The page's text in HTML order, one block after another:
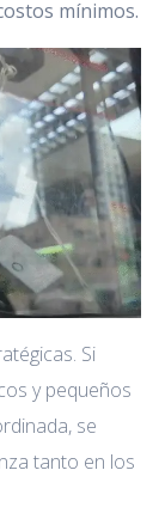
mínimos.
Si
y pequeños
se
tanto en los